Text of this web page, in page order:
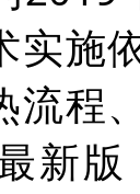
实施
流程
最新